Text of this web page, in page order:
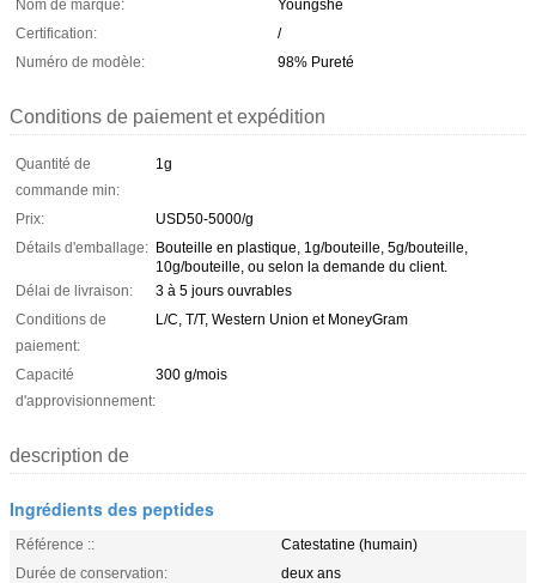
Nom de marque:
Youngshe
Certification:
/
Numéro de modèle:
98% Pureté
Conditions de paiement et expédition
Quantité de
commande min:
1g
Prix:
USD50-5000/g
Détails d'emballage: Bouteille en plastique, 1g/bouteille, 5g/bouteille,
10g/bouteille, ou selon la demande du client.
Délai de livraison:
3 à 5 jours ouvrables
Conditions de
paiement:
L/C, T/T, Western Union et MoneyGram
Capacité
d'approvisionnement:
300 g/mois
description de
Ingrédients des peptides
Référence ::
Catestatine (humain)
Durée de conservation:
deux ans